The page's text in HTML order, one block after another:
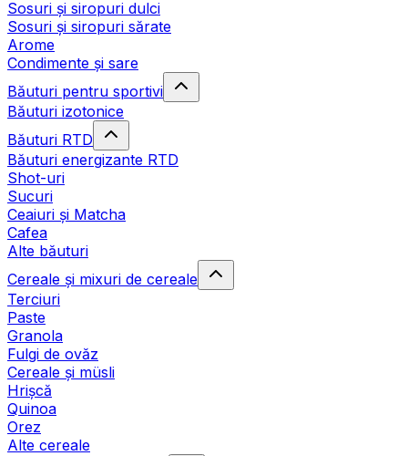
Sosuri și siropuri dulci
Sosuri și siropuri sărate
Arome
Condimente și sare
Băuturi pentru sportivi
Băuturi izotonice
Băuturi RTD
Băuturi energizante RTD
Shot-uri
Sucuri
Ceaiuri și Matcha
Cafea
Alte băuturi
Cereale și mixuri de cereale
Terciuri
Paste
Granola
Fulgi de ovăz
Cereale și müsli
Hrișcă
Quinoa
Orez
Alte cereale